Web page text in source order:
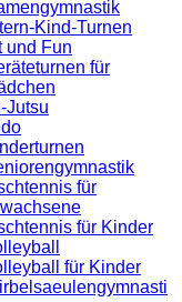
Kind-Turnen
und Fun
für
Jutsu
für
für Kinder
für Kinder